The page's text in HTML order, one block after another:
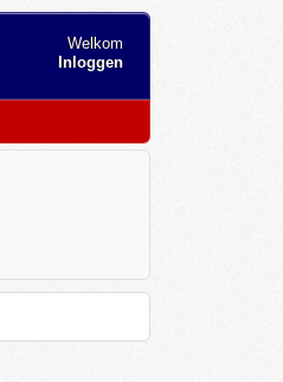
Welkom
Inloggen